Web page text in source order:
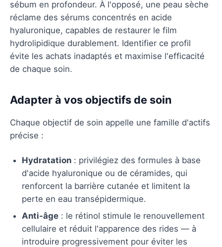
sébum en profondeur. À l'opposé, une peau sèche
réclame des sérums concentrés en acide
hyaluronique, capables de restaurer le film
hydrolipidique durablement. Identifier ce profil
évite les achats inadaptés et maximise l'efficacité
de chaque soin.
Adapter à vos objectifs de soin
Chaque objectif de soin appelle une famille d'actifs
précise :
Hydratation : privilégiez des formules à base
d'acide hyaluronique ou de céramides, qui
renforcent la barrière cutanée et limitent la
perte en eau transépidermique.
Anti-âge : le rétinol stimule le renouvellement
cellulaire et réduit l'apparence des rides — à
introduire progressivement pour éviter les